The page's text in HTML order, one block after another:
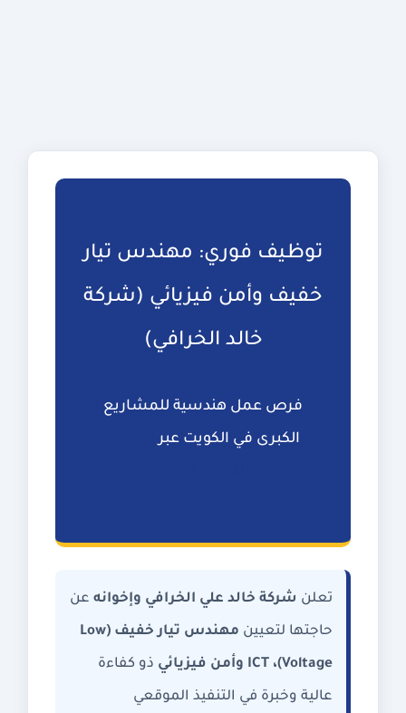
توظيف فوري: مهندس تيار
خفيف وأمن فيزيائي (شركة
خالد الخرافي)
فرص عمل هندسية للمشاريع
الكبرى في الكويت عبر
تعلن شركة خالد علي الخرافي وإخوانه عن
حاجتها لتعيين مهندس تيار خفيف (Low
Voltage)، ICT وأمن فيزيائي ذو كفاءة
عالية وخبرة في التنفيذ الموقعي